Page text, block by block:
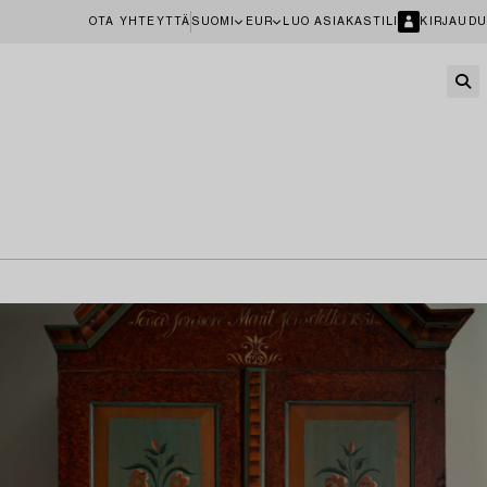
OTA YHTEYTTÄ SUOMI EUR LUO ASIAKASTILI KIRJAUDU